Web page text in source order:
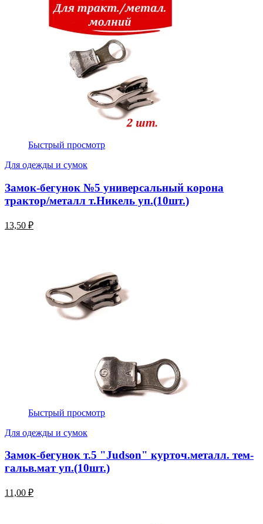
Быстрый просмотр
Для одежды и сумок
Замок-бегунок №5 универсальный корона
трактор/металл т.Никель уп.(10шт.)
13,50 ₽
Быстрый просмотр
Для одежды и сумок
Замок-бегунок т.5 "Judson" курточ.металл. тем-
гальв.мат уп.(10шт.)
11,00 ₽